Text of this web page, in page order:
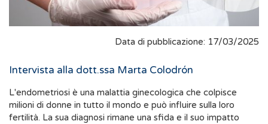
Data di pubblicazione: 17/03/2025
Intervista alla dott.ssa Marta Colodrón
L'endometriosi è una malattia ginecologica che colpisce
milioni di donne in tutto il mondo e può influire sulla loro
fertilità. La sua diagnosi rimane una sfida e il suo impatto